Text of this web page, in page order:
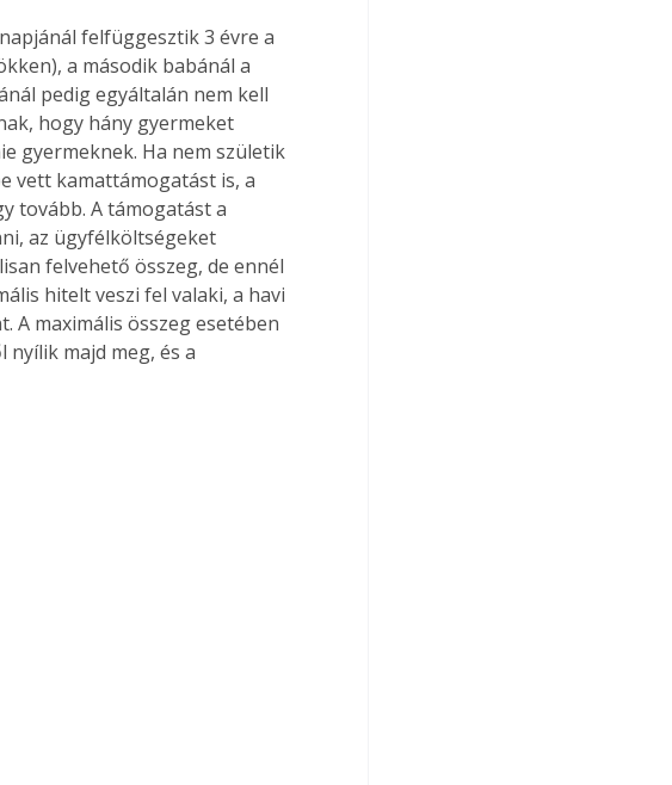
felfüggesztik 3 évre a
a második babánál a
pedig egyáltalán nem kell
hogy hány gyermeket
gyermeknek. Ha nem születik
vett kamattámogatást is, a
tovább. A támogatást a
az ügyfélköltségeket
felvehető összeg, de ennél
hitelt veszi fel valaki, a havi
A maximális összeg esetében
nyílik majd meg, és a